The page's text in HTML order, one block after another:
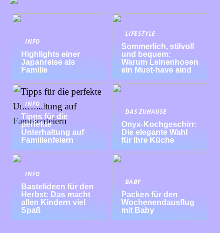
INFO
Highlights einer
Japanreise als
Familie
LIFESTYLE
Sommerlich, stilvoll
und bequem:
Warum Leinenhosen
ein Must-have sind
INFO
Tipps für die
perfekte
Unterhaltung auf
Familienfeiern
DAS ZUHAUSE
Onyx-Kochgeschirr:
Die elegante Wahl
für Ihre Küche
INFO
Bastelideen für den
Herbst: Das macht
allen Kindern viel
Spaß
BABY
Packen für den
Wochenendausflug
mit Baby